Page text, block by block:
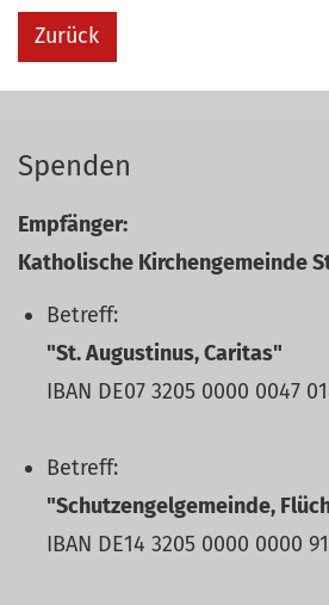
Zurück
Spenden
Empfänger:
Katholische Kirchengemeinde
Betreff:
"St. Augustinus, Caritas"
IBAN DE07 3205 0000 0047
Betreff:
"Schutzengelgemeinde,
IBAN DE14 3205 0000 0000